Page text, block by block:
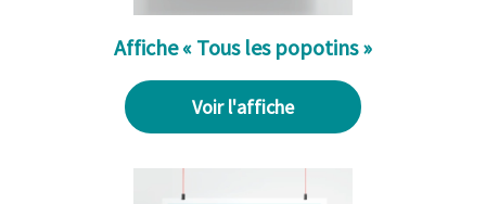
Affiche « Tous les popotins »
Voir l'affiche